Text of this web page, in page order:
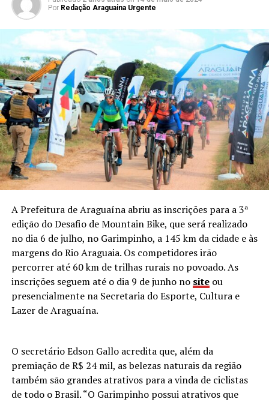
Por Redação Araguaina Urgente
A Prefeitura de Araguaína abriu as inscrições para a 3ª
edição do Desafio de Mountain Bike, que será realizado
no dia 6 de julho, no Garimpinho, a 145 km da cidade e às
margens do Rio Araguaia. Os competidores irão
percorrer até 60 km de trilhas rurais no povoado. As
inscrições seguem até o dia 9 de junho no site ou
presencialmente na Secretaria do Esporte, Cultura e
Lazer de Araguaína.
O secretário Edson Gallo acredita que, além da
premiação de R$ 24 mil, as belezas naturais da região
também são grandes atrativos para a vinda de ciclistas
de todo o Brasil. “O Garimpinho possui atrativos que